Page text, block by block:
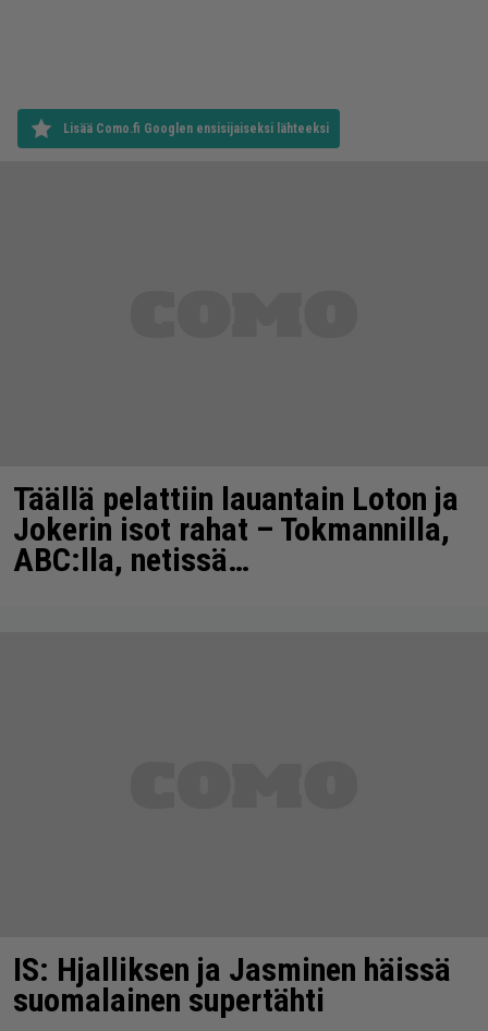
Lisää Como.fi Googlen ensisijaiseksi lähteeksi
Täällä pelattiin lauantain Loton ja
Jokerin isot rahat – Tokmannilla,
ABC:lla, netissä…
IS: Hjalliksen ja Jasminen häissä
suomalainen supertähti